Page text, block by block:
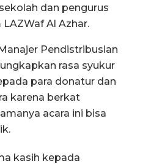
dan pengurus
Al Azhar.
Pendistribusian
rasa syukur
para donatur dan
karena berkat
acara ini bisa
kasih kepada